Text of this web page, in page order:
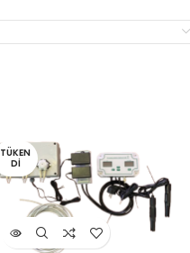
TÜKEN
DI